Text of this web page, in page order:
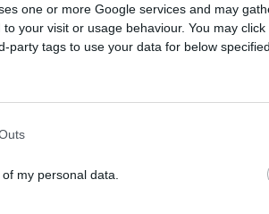
one or more Google services and may
your visit or usage behaviour. You may
party tags to use your data for below
my personal data.
la politica estera
diretto, nella
emotiva
prefazione di
cifra più nitida: un
chi lo aveva
puntuali,
ogni incontro.